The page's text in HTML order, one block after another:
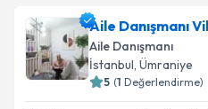
kapsamda
Takvim
Uzm. Psk. Ümüş Güneç
oluşturun. Size bu
takvim hazırlandığında
Aile Danışmanı
Aile Danışmanı
İstanbul, Ümraniye
5 (1 Değerlendirme)